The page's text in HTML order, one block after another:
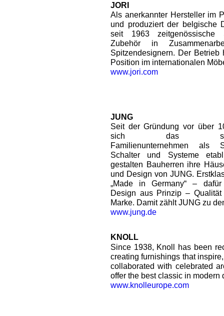
JORI
Als anerkannter Hersteller im
und produziert der belgische
seit 1963 zeitgenössische
Zubehör in
Spitzendesignern. Der
Position im internationalen
www.jori.com
JUNG
Seit der Gründung vor über
sich das
Familienunternehmen als
Schalter und Systeme
gestalten Bauherren ihre
und Design von JUNG.
„Made in Germany“ –
Design aus Prinzip –
Marke. Damit zählt JUNG zu
www.jung.de
KNOLL
Since 1938, Knoll has been
creating furnishings that
collaborated with celebrated
offer the best classic in modern
www.knolleurope.com